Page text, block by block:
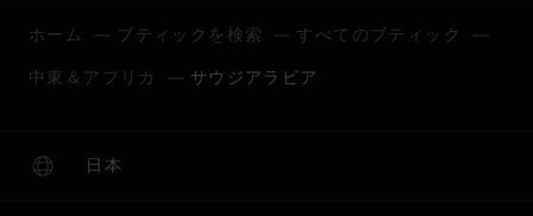
ホーム ブティックを検索 すべてのブティック
中東＆アフリカ サウジアラビア
日本
ローカリゼーション (国の変更)
国の変更